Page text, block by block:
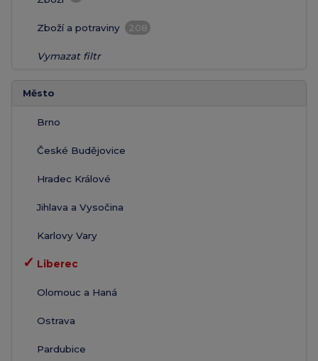
Zboží a potraviny 208
Vymazat filtr
Město
Brno
České Budějovice
Hradec Králové
Jihlava a Vysočina
Karlovy Vary
✓ Liberec
Olomouc a Haná
Ostrava
Pardubice